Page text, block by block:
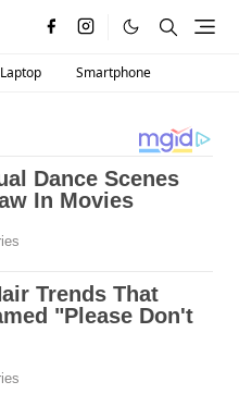
Laptop Smartphone